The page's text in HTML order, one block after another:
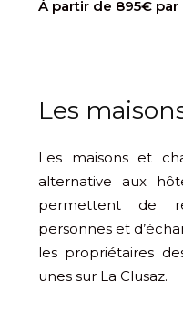
À partir de 895€ par
Les
Les maisons et
alternative aux
permettent de
personnes et
les propriétaires
unes sur La Clusaz.